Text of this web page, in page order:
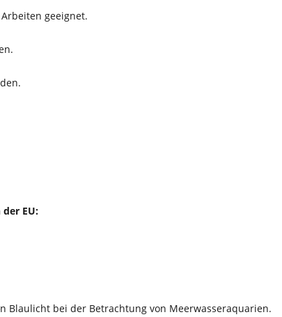
geeignet.
EU:
Blaulicht bei der Betrachtung von Meerwasseraquarien.